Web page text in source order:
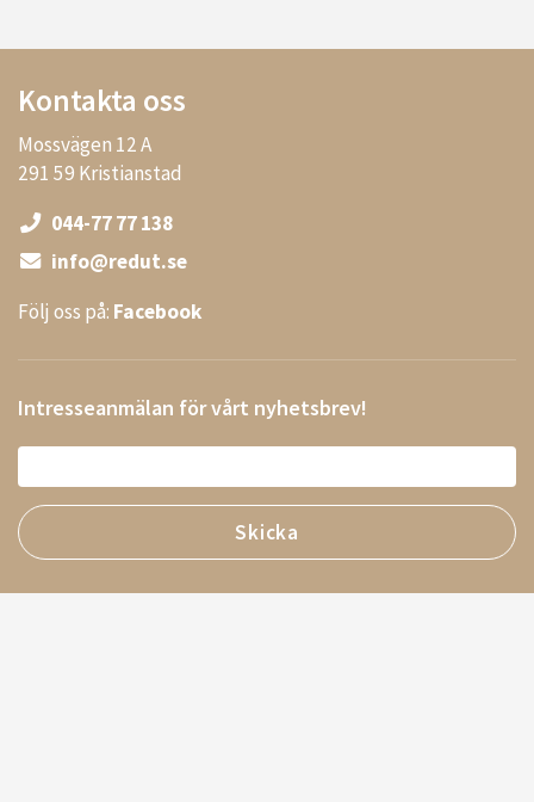
Kontakta oss
Mossvägen 12 A
291 59 Kristianstad
044-77 77 138
info@redut.se
Följ oss på: Facebook
Intresseanmälan för vårt nyhetsbrev!